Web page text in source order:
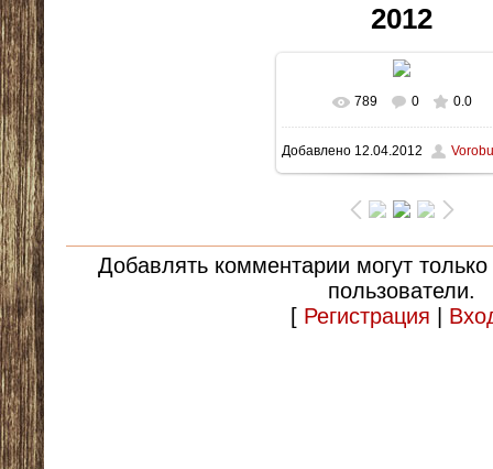
2012
В реальном размере
202.7Kb
789 0 0.0
Добавлено12.04.2012
Добавлять комментарии могут
пользователи.
[ Регистрация